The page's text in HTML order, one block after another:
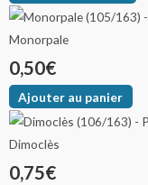
Monorpale
0,50€
Ajouter au panier
Dimoclès
0,75€